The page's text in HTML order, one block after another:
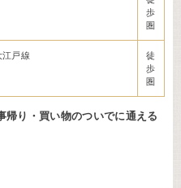
歩
圏
江戸線
徒
歩
圏
帰り・買い物のついでに通える